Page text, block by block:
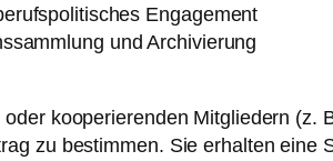
Engagement
und Archivierung
kooperierenden Mitgliedern (z.
zu bestimmen. Sie erhalten eine